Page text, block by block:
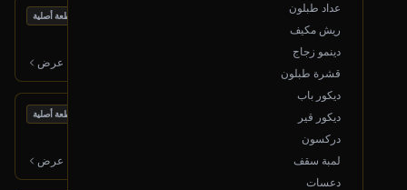
عداد طبلون
ريش مكيف
دينمو زجاج
قشرة طبلون
ديكور باب
ديكور قير
دركسون
لمبة سقف
دعسات
قطعة أصلية
عرض
قطعة أصلية
عرض